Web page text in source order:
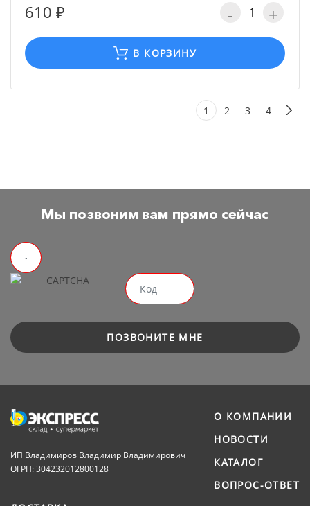
610 ₽ - +
В КОРЗИНУ
1 2 3 4
Мы позвоним вам прямо сейчас
ПОЗВОНИТЕ МНЕ
ИП Владимиров Владимир Владимирович
ОГРН: 304232012800128
О КОМПАНИИ
НОВОСТИ
КАТАЛОГ
ВОПРОС-ОТВЕТ